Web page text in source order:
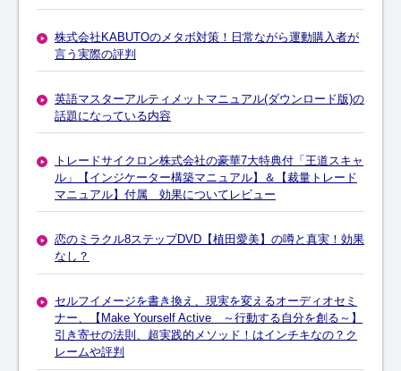
株式会社KABUTOのメタボ対策！日常ながら運動購入者が
言う実際の評判
英語マスターアルティメットマニュアル(ダウンロード版)の
話題になっている内容
トレードサイクロン株式会社の豪華7大特典付「王道スキャ
ル」【インジケーター構築マニュアル】＆【裁量トレード
マニュアル】付属 効果についてレビュー
恋のミラクル8ステップDVD【植田愛美】の噂と真実！効果
なし？
セルフイメージを書き換え、現実を変えるオーディオセミ
ナー、【Make Yourself Active ～行動する自分を創る～】
引き寄せの法則、超実践的メソッド！はインチキなの？ク
レームや評判